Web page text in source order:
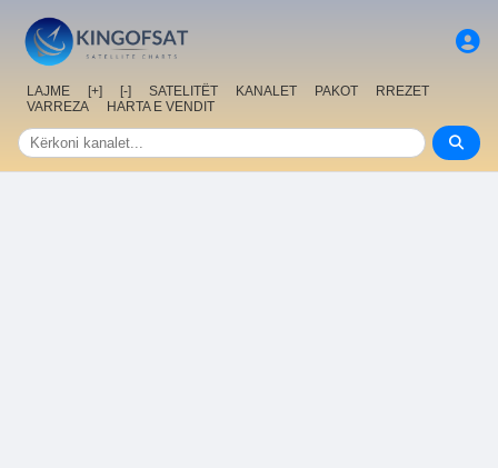
LAJME [+] [-] SATELITËT KANALET PAKOT
RREZET
VARREZA
HARTA E VENDIT